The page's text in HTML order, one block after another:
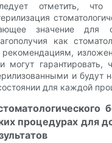
отметить, что
значение для
как
рекомендациям,
могут гарантировать,
и будут
для каждой
процедурах для